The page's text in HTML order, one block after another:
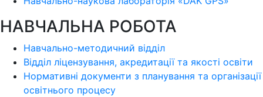
НАВЧАЛЬНА РОБОТА
Навчально-методичний відділ
Відділ ліцензування, акредитації та якості освіти
Нормативні документи з планування та організації
освітнього процесу